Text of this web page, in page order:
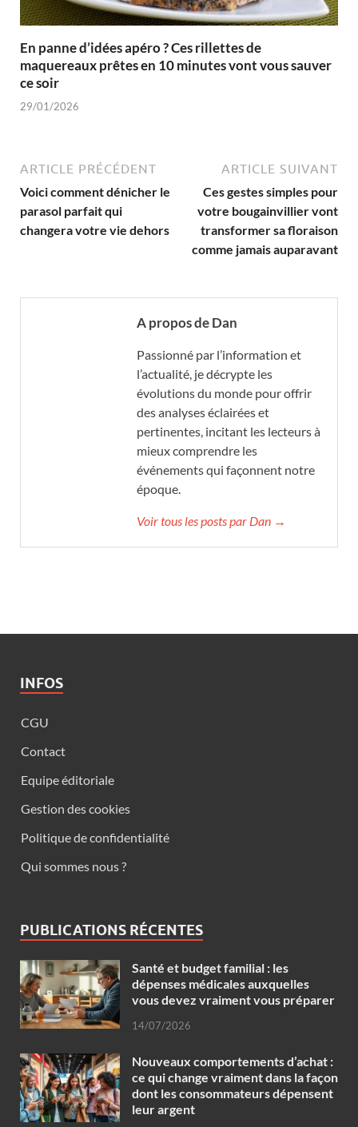
En panne d’idées apéro ? Ces rillettes de
maquereaux prêtes en 10 minutes vont vous sauver
ce soir
29/01/2026
ARTICLE PRÉCÉDENT
Voici comment dénicher le
parasol parfait qui
changera votre vie dehors
ARTICLE SUIVANT
Ces gestes simples pour
votre bougainvillier vont
transformer sa floraison
comme jamais auparavant
A propos de Dan
Passionné par l’information et
l’actualité, je décrypte les
évolutions du monde pour offrir
des analyses éclairées et
pertinentes, incitant les lecteurs à
mieux comprendre les
événements qui façonnent notre
époque.
Voir tous les posts par Dan →
INFOS
CGU
Contact
Equipe éditoriale
Gestion des cookies
Politique de confidentialité
Qui sommes nous ?
PUBLICATIONS RÉCENTES
Santé et budget familial : les
dépenses médicales auxquelles
vous devez vraiment vous préparer
14/07/2026
Nouveaux comportements d’achat :
ce qui change vraiment dans la façon
dont les consommateurs dépensent
leur argent